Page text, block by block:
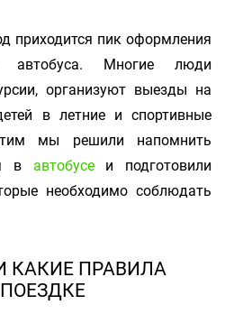
приходится пик оформления
Многие люди
организуют выезды на
в летние и спортивные
мы решили напомнить
в автобусеи подготовили
необходимо соблюдать
КАКИЕ ПРАВИЛА